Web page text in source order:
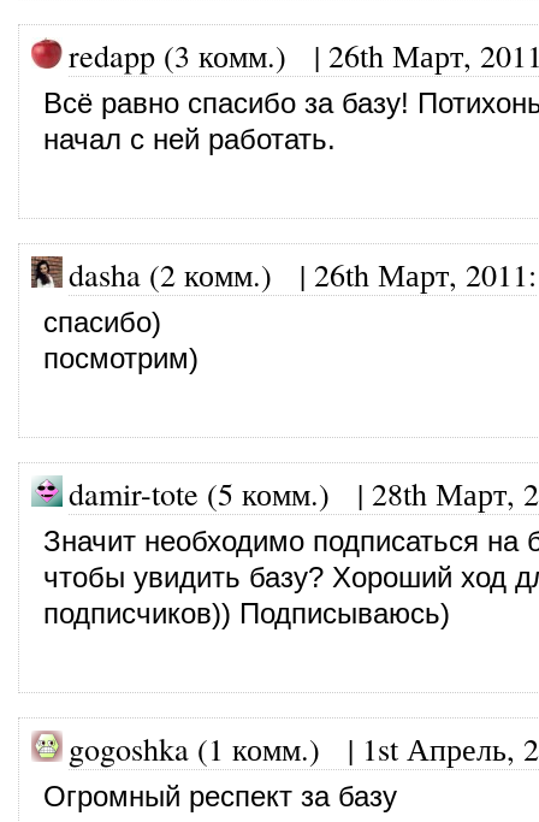
redapp (3 комм.) | 26th Март,
Всё равно спасибо за базу!
начал с ней работать.
dasha (2 комм.) | 26th Март, 2011:
спасибо)
посмотрим)
damir-tote (5 комм.) | 28th Март,
Значит необходимо подписаться на
чтобы увидить базу? Хороший ход
подписчиков)) Подписываюсь)
gogoshka (1 комм.) | 1st Апрель,
Огромный респект за базу